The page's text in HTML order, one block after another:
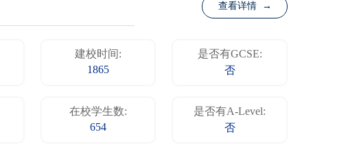
查看详情 →
建校时间:
1865
是否有GCSE:
否
在校学生数:
654
是否有A-Level:
否